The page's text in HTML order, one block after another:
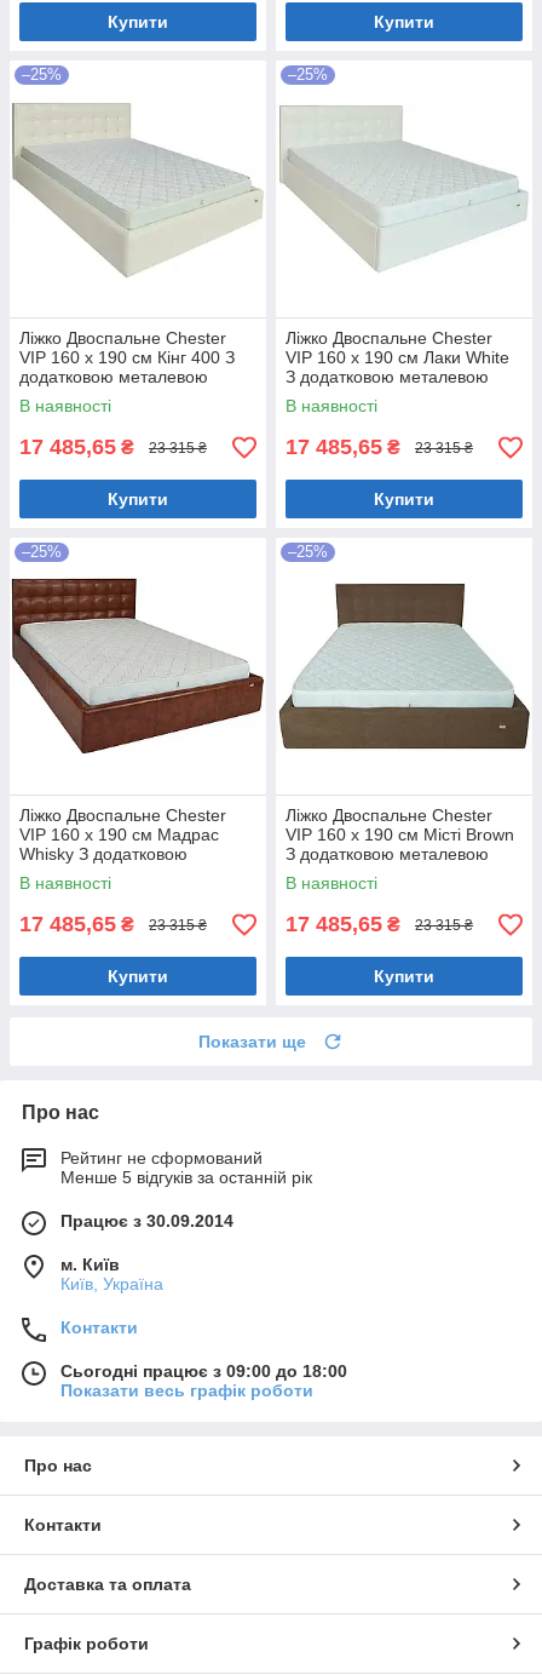
Купити Купити
–25%
Ліжко Двоспальне Chester
VIP 160 х 190 см Кінг 400 З
додатковою металевою
цільнозварною рамою C1
Білий
В наявності
17 485,65 ₴ 23 315 ₴
Купити
–25%
Ліжко Двоспальне Chester
VIP 160 х 190 см Лаки White
З додатковою металевою
цільнозварною рамою Білий
В наявності
17 485,65 ₴ 23 315 ₴
Купити
–25%
Ліжко Двоспальне Chester
VIP 160 х 190 см Мадрас
Whisky З додатковою
металевою цільнозварною
рамою Коричневий
В наявності
17 485,65 ₴ 23 315 ₴
Купити
–25%
Ліжко Двоспальне Chester
VIP 160 х 190 см Місті Brown
З додатковою металевою
цільнозварною рамою
Коричневий
В наявності
17 485,65 ₴ 23 315 ₴
Купити
Показати ще
Про нас
Рейтинг не сформований
Менше 5 відгуків за останній рік
Працює з 30.09.2014
м. Київ
Київ, Україна
Контакти
Сьогодні працює з 09:00 до 18:00
Показати весь графік роботи
Про нас
Контакти
Доставка та оплата
Графік роботи